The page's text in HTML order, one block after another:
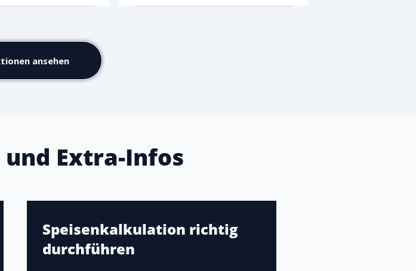
ansehen
Extra-Infos
Speisenkalkulation richtig
durchführen